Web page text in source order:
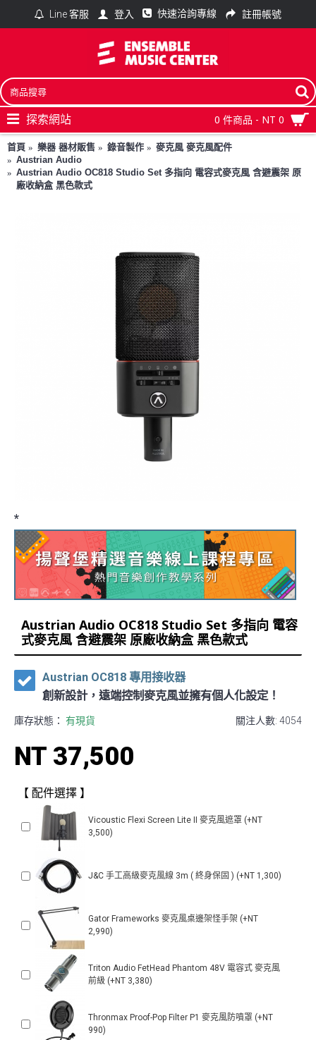
Line 客服 登入 快速洽詢專線 註冊帳號
0 件商品 - NT 0
探索網站
首頁 樂器 器材販售 錄音製作
麥克風 麥克風配件
Austrian Audio
Austrian Audio OC818 Studio Set 多指向 電容式麥克風 含避震架 原
廠收納盒 黑色款式
*
Austrian Audio OC818 Studio Set 多指向 電容
式麥克風 含避震架 原廠收納盒 黑色款式
Austrian OC818 專用接收器
創新設計，遠端控制麥克風並擁有個人化設定！
關注人數: 4054
庫存狀態： 有現貨
NT 37,500
【 配件選擇 】
Vicoustic Flexi Screen Lite II 麥克風遮罩 (+NT
3,500)
J&C 手工高級麥克風線 3m ( 終身保固 ) (+NT 1,300)
Gator Frameworks 麥克風桌邊架怪手架 (+NT
2,990)
Triton Audio FetHead Phantom 48V 電容式 麥克風
前級 (+NT 3,380)
Thronmax Proof-Pop Filter P1 麥克風防噴罩 (+NT
990)